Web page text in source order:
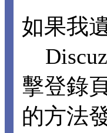
如果我
擊登錄
的方法